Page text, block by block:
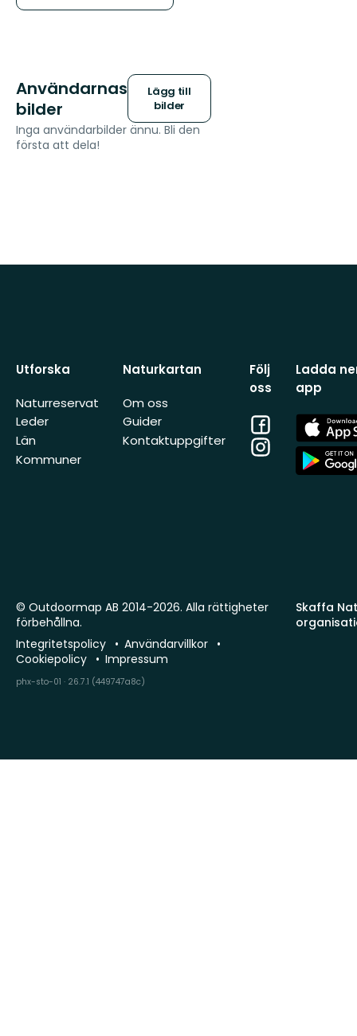
Användarnas
bilder
Lägg till
bilder
Inga användarbilder ännu. Bli den
första att dela!
Utforska
Naturreservat
Leder
Län
Kommuner
Naturkartan
Om oss
Guider
Kontaktuppgifter
Följ
oss
Facebook
Instagram
Ladda
app
App
Store
App
Store
Skaffa
© Outdoormap AB 2014-2026. Alla rättigheter
förbehållna.
Integritetspolicy
Användarvillkor
Cookiepolicy
Impressum
phx-sto-01 · 26.7.1 (449747a8c)